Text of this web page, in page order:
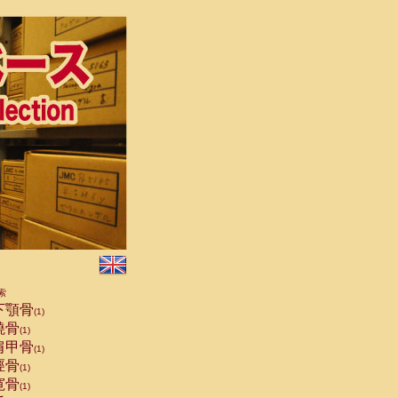
顎骨(1)
骨(1)
甲骨(1)
骨(1)
骨(1)